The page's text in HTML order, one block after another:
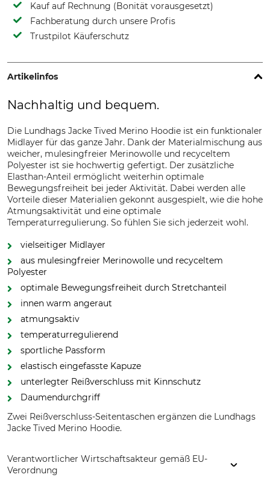
Kauf auf Rechnung (Bonität vorausgesetzt)
Fachberatung durch unsere Profis
Trustpilot Käuferschutz
Artikelinfos
Nachhaltig und bequem.
Die Lundhags Jacke Tived Merino Hoodie ist ein funktionaler
Midlayer für das ganze Jahr. Dank der Materialmischung aus
weicher, mulesingfreier Merinowolle und recyceltem
Polyester ist sie hochwertig gefertigt. Der zusätzliche
Elasthan-Anteil ermöglicht weiterhin optimale
Bewegungsfreiheit bei jeder Aktivität. Dabei werden alle
Vorteile dieser Materialien gekonnt ausgespielt, wie die hohe
Atmungsaktivität und eine optimale
Temperaturregulierung. So fühlen Sie sich jederzeit wohl.
vielseitiger Midlayer
aus mulesingfreier Merinowolle und recyceltem
Polyester
optimale Bewegungsfreiheit durch Stretchanteil
innen warm angeraut
atmungsaktiv
temperaturregulierend
sportliche Passform
elastisch eingefasste Kapuze
unterlegter Reißverschluss mit Kinnschutz
Daumendurchgriff
Zwei Reißverschluss-Seitentaschen ergänzen die Lundhags
Jacke Tived Merino Hoodie.
Verantwortlicher Wirtschaftsakteur gemäß EU-
Verordnung